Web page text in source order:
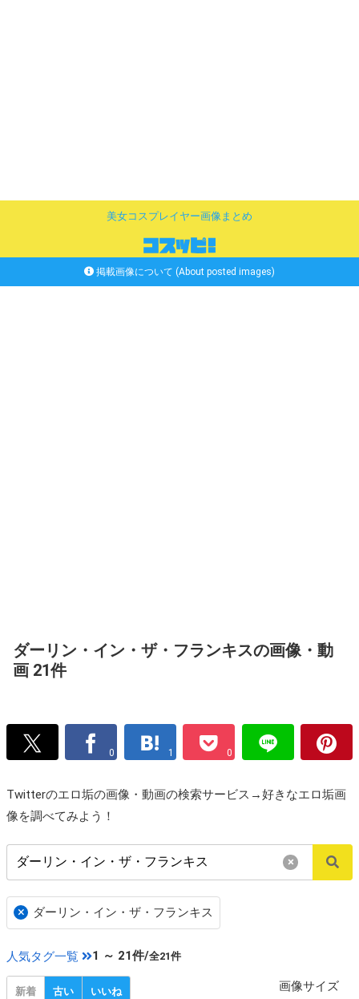
美女コスプレイヤー画像まとめ
掲載画像について (About posted images)
ダーリン・イン・ザ・フランキスの画像・動
画 21件
0 1 0
Twitterのエロ垢の画像・動画の検索サービス→好きなエロ垢画
像を調べてみよう！
×
× ダーリン・イン・ザ・フランキス
人気タグ一覧 1 ～ 21件/全21件
新着 古い いいね 画像サイズ